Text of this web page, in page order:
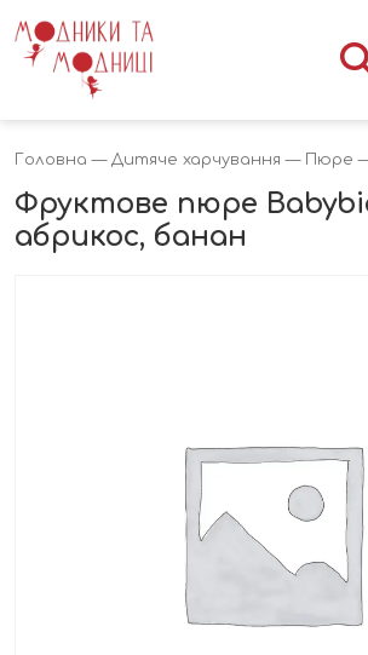
Головна — Дитяче харчування — Пюре
Фруктове пюре
абрикос, банан